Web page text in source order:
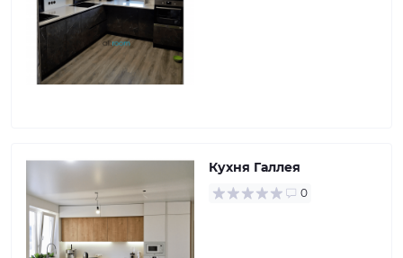
Кухня Галлея
0